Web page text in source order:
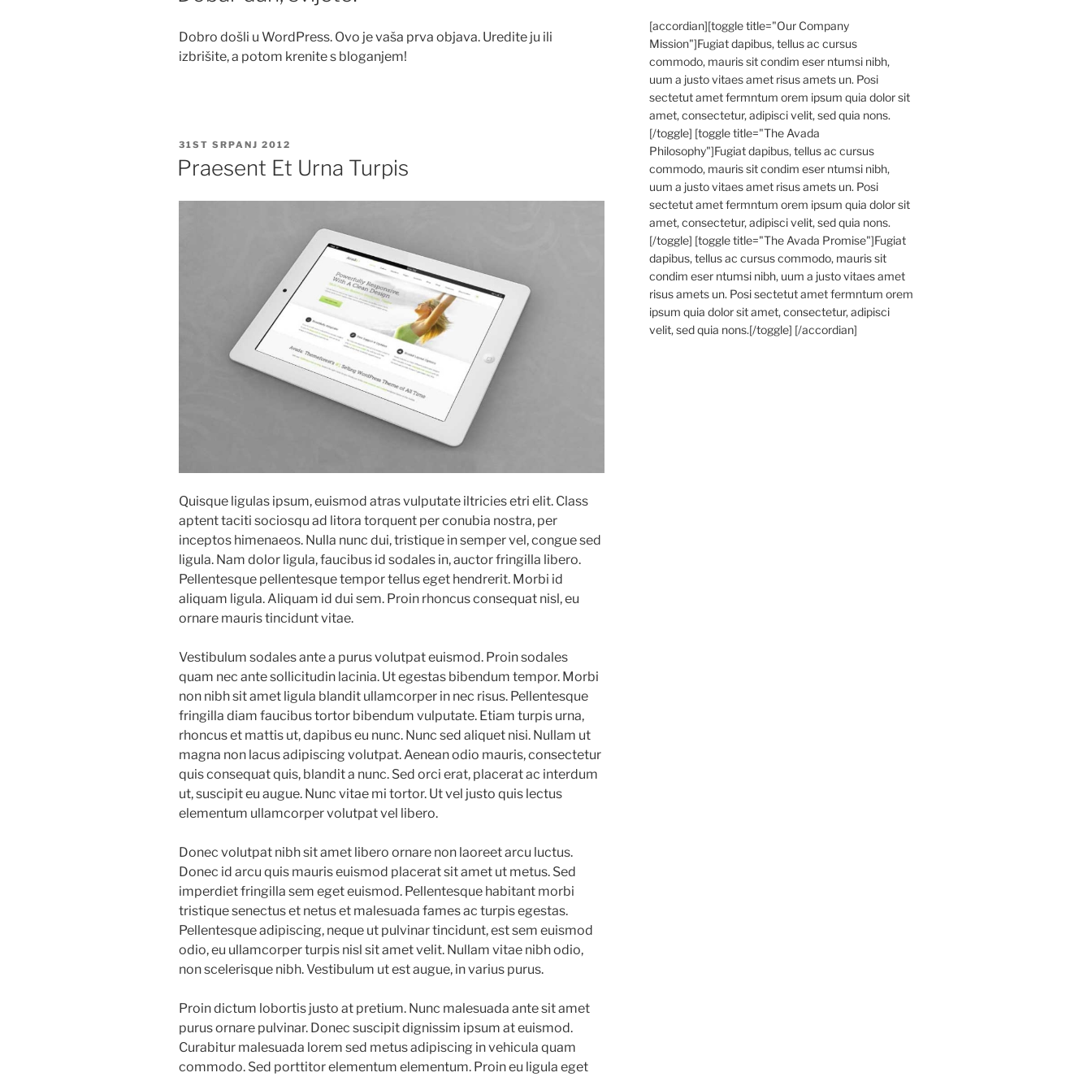
Dobro došli u WordPress. Ovo je vaša prva objava. Uredite ju ili
izbrišite, a potom krenite s bloganjem!
OBJAVLJENO
31ST SRPANJ 2012
Praesent Et Urna Turpis
Quisque ligulas ipsum, euismod atras vulputate iltricies etri elit. Class
aptent taciti sociosqu ad litora torquent per conubia nostra, per
inceptos himenaeos. Nulla nunc dui, tristique in semper vel, congue sed
ligula. Nam dolor ligula, faucibus id sodales in, auctor fringilla libero.
Pellentesque pellentesque tempor tellus eget hendrerit. Morbi id
aliquam ligula. Aliquam id dui sem. Proin rhoncus consequat nisl, eu
ornare mauris tincidunt vitae.
Vestibulum sodales ante a purus volutpat euismod. Proin sodales
quam nec ante sollicitudin lacinia. Ut egestas bibendum tempor. Morbi
non nibh sit amet ligula blandit ullamcorper in nec risus. Pellentesque
fringilla diam faucibus tortor bibendum vulputate. Etiam turpis urna,
rhoncus et mattis ut, dapibus eu nunc. Nunc sed aliquet nisi. Nullam ut
magna non lacus adipiscing volutpat. Aenean odio mauris, consectetur
quis consequat quis, blandit a nunc. Sed orci erat, placerat ac interdum
ut, suscipit eu augue. Nunc vitae mi tortor. Ut vel justo quis lectus
elementum ullamcorper volutpat vel libero.
Donec volutpat nibh sit amet libero ornare non laoreet arcu luctus.
Donec id arcu quis mauris euismod placerat sit amet ut metus. Sed
imperdiet fringilla sem eget euismod. Pellentesque habitant morbi
tristique senectus et netus et malesuada fames ac turpis egestas.
Pellentesque adipiscing, neque ut pulvinar tincidunt, est sem euismod
odio, eu ullamcorper turpis nisl sit amet velit. Nullam vitae nibh odio,
non scelerisque nibh. Vestibulum ut est augue, in varius purus.
Proin dictum lobortis justo at pretium. Nunc malesuada ante sit amet
purus ornare pulvinar. Donec suscipit dignissim ipsum at euismod.
Curabitur malesuada lorem sed metus adipiscing in vehicula quam
commodo. Sed porttitor elementum elementum. Proin eu ligula eget
[accordian][toggle title="Our Company
Mission"]Fugiat dapibus, tellus ac cursus
commodo, mauris sit condim eser ntumsi nibh,
uum a justo vitaes amet risus amets un. Posi
sectetut amet fermntum orem ipsum quia dolor sit
amet, consectetur, adipisci velit, sed quia nons.
[/toggle] [toggle title="The Avada
Philosophy"]Fugiat dapibus, tellus ac cursus
commodo, mauris sit condim eser ntumsi nibh,
uum a justo vitaes amet risus amets un. Posi
sectetut amet fermntum orem ipsum quia dolor sit
amet, consectetur, adipisci velit, sed quia nons.
[/toggle] [toggle title="The Avada Promise"]Fugiat
dapibus, tellus ac cursus commodo, mauris sit
condim eser ntumsi nibh, uum a justo vitaes amet
risus amets un. Posi sectetut amet fermntum orem
ipsum quia dolor sit amet, consectetur, adipisci
velit, sed quia nons.[/toggle] [/accordian]